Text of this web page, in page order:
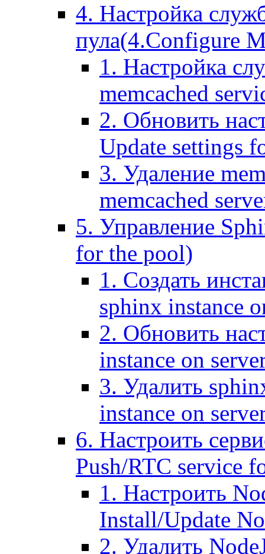
4. Настройка
пула(4.Configure
1. Настройка
memcached
2. Обновить
Update settings
3. Удаление
memcached
5. Управление
for the pool)
1. Создать
sphinx instance
2. Обновить
instance on
3. Удалить
instance on
6. Настроить
Push/RTC service
1. Настроить
Install/Update
2. Удалить